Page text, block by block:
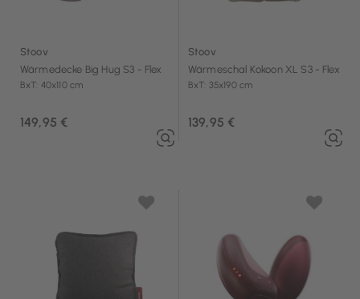
Stoov
Wärmedecke Big Hug S3 - Flex
BxT: 40x110 cm
149,95 €
Stoov
Wärmeschal Kokoon XL S3 - Flex
BxT: 35x190 cm
139,95 €